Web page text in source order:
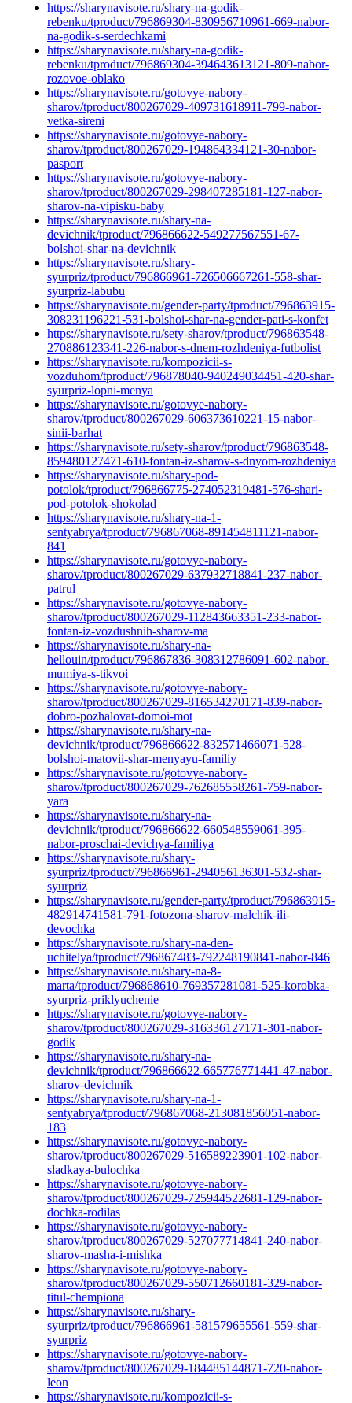
https://sharynavisote.ru/shary-na-godik-
rebenku/tproduct/796869304-830956710961-669-nabor-
na-godik-s-serdechkami
https://sharynavisote.ru/shary-na-godik-
rebenku/tproduct/796869304-394643613121-809-nabor-
rozovoe-oblako
https://sharynavisote.ru/gotovye-nabory-
sharov/tproduct/800267029-409731618911-799-nabor-
vetka-sireni
https://sharynavisote.ru/gotovye-nabory-
sharov/tproduct/800267029-194864334121-30-nabor-
pasport
https://sharynavisote.ru/gotovye-nabory-
sharov/tproduct/800267029-298407285181-127-nabor-
sharov-na-vipisku-baby
https://sharynavisote.ru/shary-na-
devichnik/tproduct/796866622-549277567551-67-
bolshoi-shar-na-devichnik
https://sharynavisote.ru/shary-
syurpriz/tproduct/796866961-726506667261-558-shar-
syurpriz-labubu
https://sharynavisote.ru/gender-party/tproduct/796863915-
308231196221-531-bolshoi-shar-na-gender-pati-s-konfet
https://sharynavisote.ru/sety-sharov/tproduct/796863548-
270886123341-226-nabor-s-dnem-rozhdeniya-futbolist
https://sharynavisote.ru/kompozicii-s-
vozduhom/tproduct/796878040-940249034451-420-shar-
syurpriz-lopni-menya
https://sharynavisote.ru/gotovye-nabory-
sharov/tproduct/800267029-606373610221-15-nabor-
sinii-barhat
https://sharynavisote.ru/sety-sharov/tproduct/796863548-
859480127471-610-fontan-iz-sharov-s-dnyom-rozhdeniya
https://sharynavisote.ru/shary-pod-
potolok/tproduct/796866775-274052319481-576-shari-
pod-potolok-shokolad
https://sharynavisote.ru/shary-na-1-
sentyabrya/tproduct/796867068-891454811121-nabor-
841
https://sharynavisote.ru/gotovye-nabory-
sharov/tproduct/800267029-637932718841-237-nabor-
patrul
https://sharynavisote.ru/gotovye-nabory-
sharov/tproduct/800267029-112843663351-233-nabor-
fontan-iz-vozdushnih-sharov-ma
https://sharynavisote.ru/shary-na-
hellouin/tproduct/796867836-308312786091-602-nabor-
mumiya-s-tikvoi
https://sharynavisote.ru/gotovye-nabory-
sharov/tproduct/800267029-816534270171-839-nabor-
dobro-pozhalovat-domoi-mot
https://sharynavisote.ru/shary-na-
devichnik/tproduct/796866622-832571466071-528-
bolshoi-matovii-shar-menyayu-familiy
https://sharynavisote.ru/gotovye-nabory-
sharov/tproduct/800267029-762685558261-759-nabor-
yara
https://sharynavisote.ru/shary-na-
devichnik/tproduct/796866622-660548559061-395-
nabor-proschai-devichya-familiya
https://sharynavisote.ru/shary-
syurpriz/tproduct/796866961-294056136301-532-shar-
syurpriz
https://sharynavisote.ru/gender-party/tproduct/796863915-
482914741581-791-fotozona-sharov-malchik-ili-
devochka
https://sharynavisote.ru/shary-na-den-
uchitelya/tproduct/796867483-792248190841-nabor-846
https://sharynavisote.ru/shary-na-8-
marta/tproduct/796868610-769357281081-525-korobka-
syurpriz-priklyuchenie
https://sharynavisote.ru/gotovye-nabory-
sharov/tproduct/800267029-316336127171-301-nabor-
godik
https://sharynavisote.ru/shary-na-
devichnik/tproduct/796866622-665776771441-47-nabor-
sharov-devichnik
https://sharynavisote.ru/shary-na-1-
sentyabrya/tproduct/796867068-213081856051-nabor-
183
https://sharynavisote.ru/gotovye-nabory-
sharov/tproduct/800267029-516589223901-102-nabor-
sladkaya-bulochka
https://sharynavisote.ru/gotovye-nabory-
sharov/tproduct/800267029-725944522681-129-nabor-
dochka-rodilas
https://sharynavisote.ru/gotovye-nabory-
sharov/tproduct/800267029-527077714841-240-nabor-
sharov-masha-i-mishka
https://sharynavisote.ru/gotovye-nabory-
sharov/tproduct/800267029-550712660181-329-nabor-
titul-chempiona
https://sharynavisote.ru/shary-
syurpriz/tproduct/796866961-581579655561-559-shar-
syurpriz
https://sharynavisote.ru/gotovye-nabory-
sharov/tproduct/800267029-184485144871-720-nabor-
leon
https://sharynavisote.ru/kompozicii-s-